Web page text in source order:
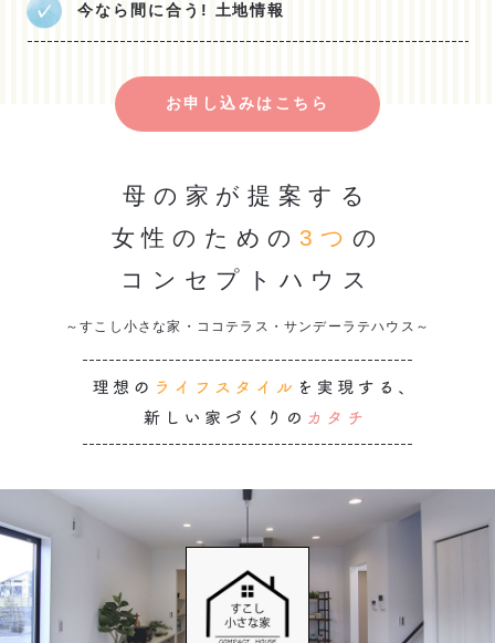
今なら間に合う! 土地情報
お申し込みはこちら
母の家が提案する
女性のための 3つ の
コンセプトハウス
～すこし小さな家・ココテラス・サンデーラテハウス～